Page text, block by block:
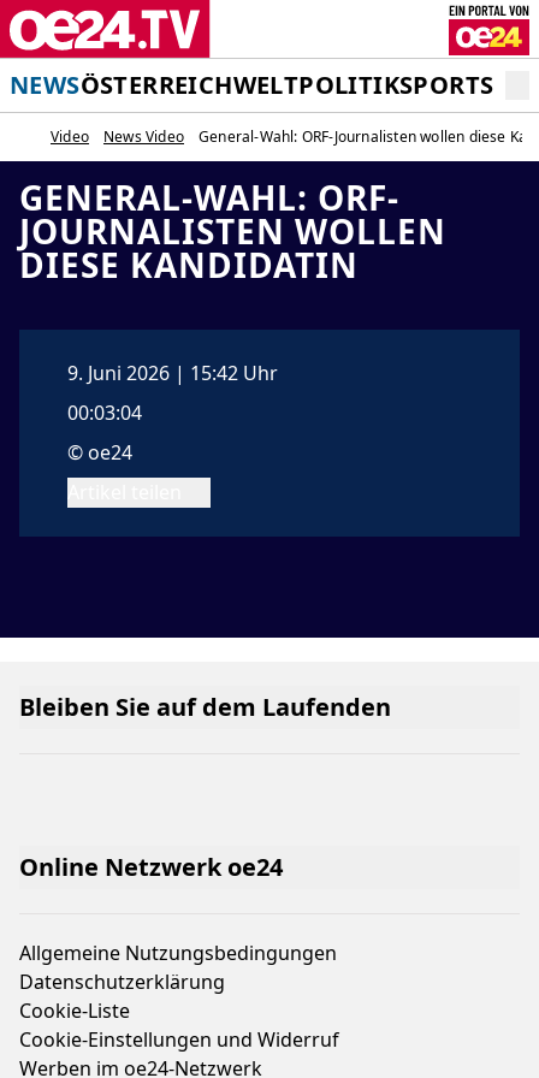
NEWSÖSTERREICHWELTPOLITIKSPORT
Video News Video General-Wahl: ORF-Journalisten wollen diese
GENERAL-WAHL: ORF-
JOURNALISTEN WOLLEN
DIESE KANDIDATIN
9. Juni 2026 | 15:42 Uhr
00:03:04
© oe24
Online Netzwerk oe24
Allgemeine Nutzungsbedingungen
Datenschutzerklärung
Cookie-Liste
Cookie-Einstellungen und Widerruf
Werben im oe24-Netzwerk
Bleiben Sie auf dem Laufenden